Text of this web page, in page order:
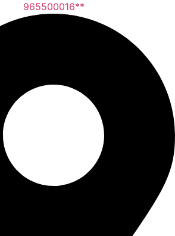
965500016**